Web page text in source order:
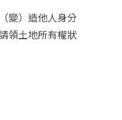
變）造他人身分
領土地所有權狀